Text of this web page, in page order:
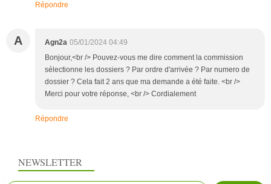
Répondre
A Agn2a 05/01/2024 04:49
Bonjour,<br /> Pouvez-vous me dire comment la commission
sélectionne les dossiers ? Par ordre d'arrivée ? Par numero de
dossier ? Cela fait 2 ans que ma demande a été faite. <br />
Merci pour votre réponse, <br /> Cordialement
Répondre
NEWSLETTER